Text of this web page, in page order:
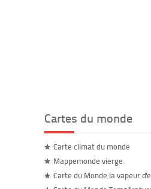
Cartes du monde
Carte climat du monde
Mappemonde vierge
Carte du Monde la vapeur